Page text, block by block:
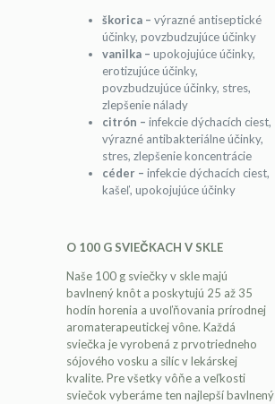
škorica – výrazné antiseptické
účinky, povzbudzujúce účinky
vanilka – upokojujúce účinky,
erotizujúce účinky,
povzbudzujúce účinky, stres,
zlepšenie nálady
citrón – infekcie dýchacích ciest,
výrazné antibakteriálne účinky,
stres, zlepšenie koncentrácie
céder – infekcie dýchacích ciest,
kašeľ, upokojujúce účinky
O 100 G SVIEČKACH V SKLE
Naše 100 g sviečky v skle majú
bavlnený knôt a poskytujú 25 až 35
hodín horenia a uvoľňovania prírodnej
aromaterapeutickej vône. Každá
sviečka je vyrobená z prvotriedneho
sójového vosku a silíc v lekárskej
kvalite. Pre všetky vôňe a veľkosti
sviečok vyberáme ten najlepší bavlnený